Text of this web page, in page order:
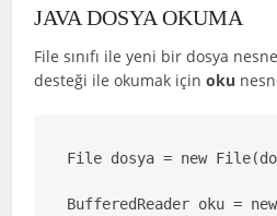
JAVA DOSYA OKUMA
File sınıfı ile yeni bir dosya
desteği ile okumak içinoku
File dosya = new
BufferedReader oku =